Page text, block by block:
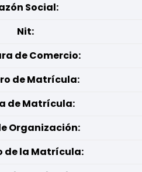
Social:
Nit:
de Comercio:
de Matrícula:
de Matrícula:
Organización:
de la Matrícula: